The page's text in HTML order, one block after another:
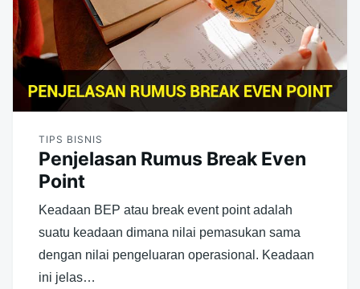
TIPS BISNIS
Penjelasan Rumus Break Even
Point
Keadaan BEP atau break event point adalah
suatu keadaan dimana nilai pemasukan sama
dengan nilai pengeluaran operasional. Keadaan
ini jelas…